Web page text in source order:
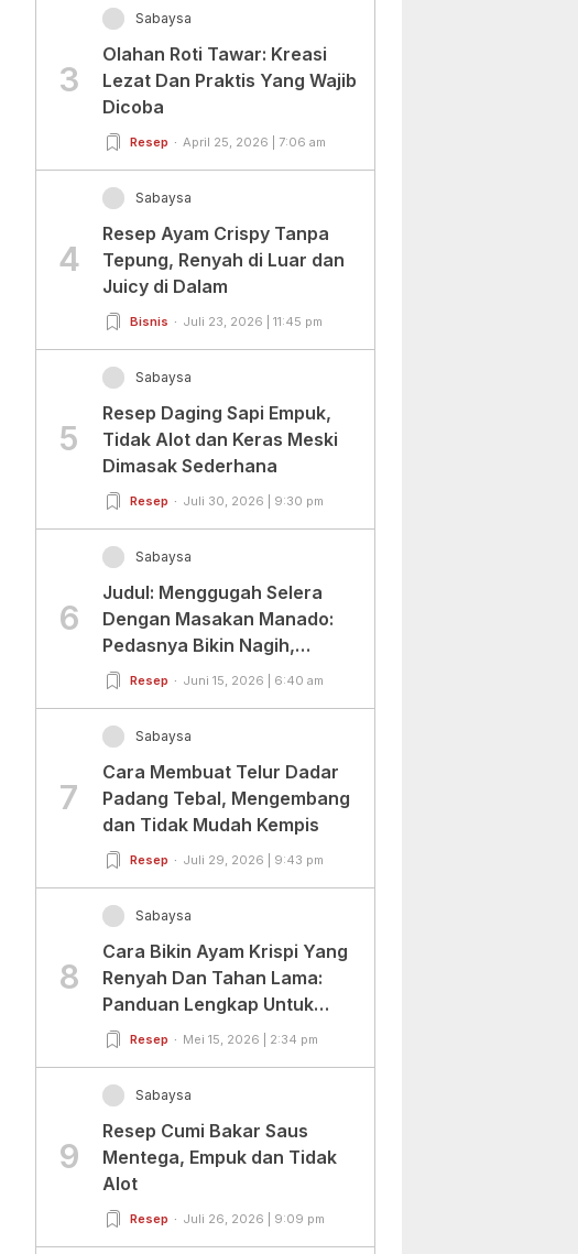
3
Sabaysa
Olahan Roti Tawar: Kreasi
Lezat Dan Praktis Yang Wajib
Dicoba
Resep April 25, 2026 | 7:06 am
4
Sabaysa
Resep Ayam Crispy Tanpa
Tepung, Renyah di Luar dan
Juicy di Dalam
Bisnis Juli 23, 2026 | 11:45 pm
5
Sabaysa
Resep Daging Sapi Empuk,
Tidak Alot dan Keras Meski
Dimasak Sederhana
Resep Juli 30, 2026 | 9:30 pm
6
Sabaysa
Judul: Menggugah Selera
Dengan Masakan Manado:
Pedasnya Bikin Nagih,
Ragamnya Bikin Ketagihan!
Resep Juni 15, 2026 | 6:40 am
7
Sabaysa
Cara Membuat Telur Dadar
Padang Tebal, Mengembang
dan Tidak Mudah Kempis
Resep Juli 29, 2026 | 9:43 pm
8
Sabaysa
Cara Bikin Ayam Krispi Yang
Renyah Dan Tahan Lama:
Panduan Lengkap Untuk
Pemula Dan Profesional
Resep Mei 15, 2026 | 2:34 pm
9
Sabaysa
Resep Cumi Bakar Saus
Mentega, Empuk dan Tidak
Alot
Resep Juli 26, 2026 | 9:09 pm